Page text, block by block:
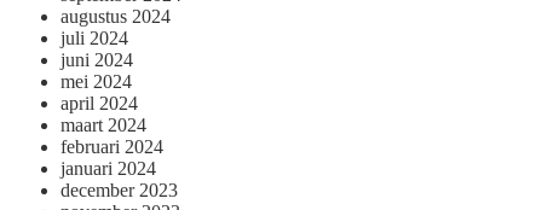
augustus 2024
juli 2024
juni 2024
mei 2024
april 2024
maart 2024
februari 2024
januari 2024
december 2023